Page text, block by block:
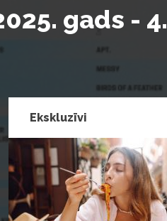
gads - 4.
Ekskluzīvi